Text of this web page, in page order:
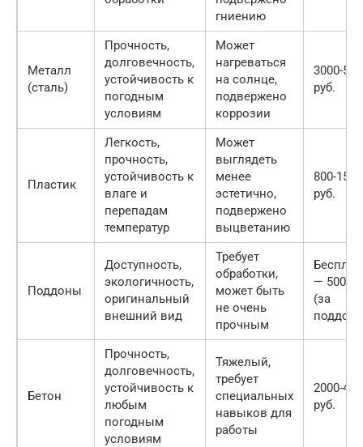
гниению
Металл
(сталь)
Прочность,
долговечность,
устойчивость к
погодным
условиям
Может
нагреваться
на солнце,
подвержено
коррозии
3000-
руб.
Пластик
Легкость,
прочность,
устойчивость к
влаге и
перепадам
температур
Может
выглядеть
менее
эстетично,
подвержено
выцветанию
800-1500
руб.
Поддоны
Доступность,
экологичность,
оригинальный
внешний вид
Требует
обработки,
может быть
не очень
прочным
— 500
(за
поддон)
Бетон
Прочность,
долговечность,
устойчивость к
любым
погодным
условиям
Тяжелый,
требует
специальных
навыков для
работы
2000-
руб.